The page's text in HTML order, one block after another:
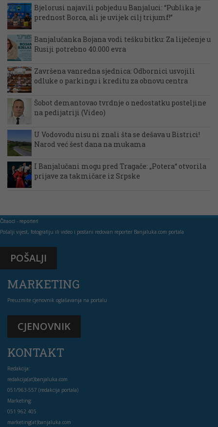
Bjelorusi najavili pobjedu u Banjaluci: “Publika je
prednost Borca, ali je uvijek cilj trijumf!”
Banjalučanka Bojana vodi tešku bitku: Za liječenje u
Rusiji potrebno 40.000 evra
Završena vanredna sjednica: Odbornici usvojili
odluke o parkingu i kreditu za obnovu centra
Šobot demantovao tvrdnje o nedostatku posteljine
na pedijatriji (Video)
U Vodovodu nisu ni znali šta se dešava u Bistrici!
Narod već šest dana na mukama
I Banjalučani mogu pred Tragače: „Potera“ otvorila
prijave za takmičare iz Srpske
Čitaoci - reporteri
Pošalji vijest, fotografiju ili video i postani redovan reporter Banjaluka.com portala
POŠALJI
MARKETING
Preuzmite cjenovnik oglašavanja na portalu
CJENOVNIK
KONTAKT
Redakcija:
redakcija(at)banjaluka.com
051/963-557 (redakcija portala)
Marketing:
051 962 405
marketing(at)banjaluka.com